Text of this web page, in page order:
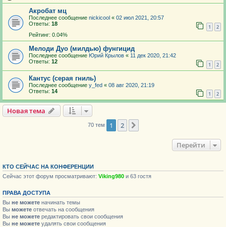
Акробат мц
Последнее сообщение nickicool « 02 июл 2021, 20:57
Ответы: 18 1 2
Рейтинг: 0.04%
Мелоди Дуо (милдью) фунгицид
Последнее сообщение Юрий Крылов « 11 дек 2020, 21:42
Ответы: 12 1 2
Кантус (серая гниль)
Последнее сообщение y_fed « 08 авг 2020, 21:19
Ответы: 14 1 2
Новая тема
70 тем 1 2
Перейти
КТО СЕЙЧАС НА КОНФЕРЕНЦИИ
Сейчас этот форум просматривают: Viking980 и 63 гостя
ПРАВА ДОСТУПА
Вы не можете начинать темы
Вы можете отвечать на сообщения
Вы не можете редактировать свои сообщения
Вы не можете удалять свои сообщения